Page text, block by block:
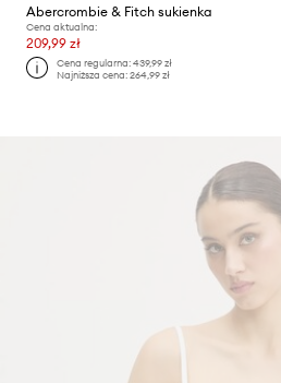
Abercrombie & Fitch sukienka
Cena aktualna:
209,99 zł
Cena regularna:439,99 zł
Najniższa cena:264,99 zł